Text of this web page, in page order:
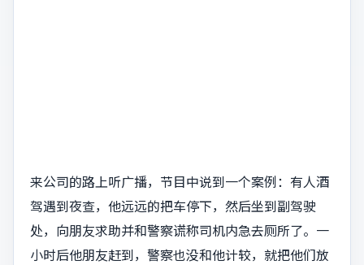
来公司的路上听广播，节目中说到一个案例：有人酒
驾遇到夜查，他远远的把车停下，然后坐到副驾驶
处，向朋友求助并和警察谎称司机内急去厕所了。一
小时后他朋友赶到，警察也没和他计较，就把他们放